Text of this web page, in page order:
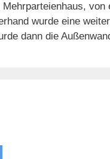
wurde eine
dann die